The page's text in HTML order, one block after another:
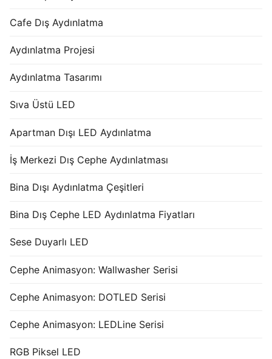
Cafe Dış Aydınlatma
Aydınlatma Projesi
Aydınlatma Tasarımı
Sıva Üstü LED
Apartman Dışı LED Aydınlatma
İş Merkezi Dış Cephe Aydınlatması
Bina Dışı Aydınlatma Çeşitleri
Bina Dış Cephe LED Aydınlatma Fiyatları
Sese Duyarlı LED
Cephe Animasyon: Wallwasher Serisi
Cephe Animasyon: DOTLED Serisi
Cephe Animasyon: LEDLine Serisi
RGB Piksel LED